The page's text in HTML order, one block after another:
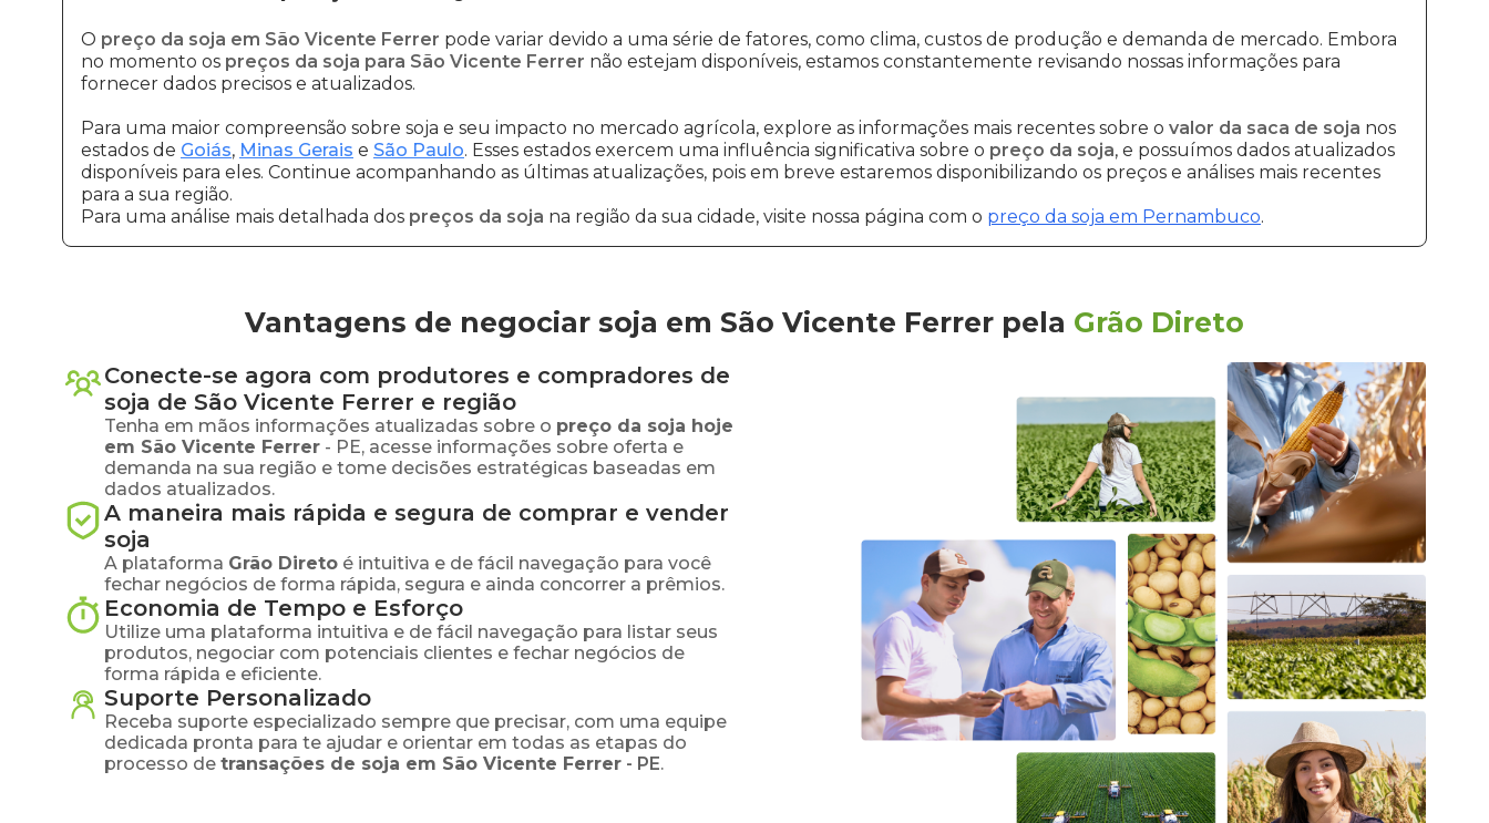
O preço da soja em São Vicente Ferrer pode variar devido a uma série de fatores, como clima, custos de produção e demanda de mercado. Embora
no momento os preços da soja para São Vicente Ferrer não estejam disponíveis, estamos constantemente revisando nossas informações para
fornecer dados precisos e atualizados.
Para uma maior compreensão sobre soja e seu impacto no mercado agrícola, explore as informações mais recentes sobre o valor da saca de soja nos
estados de Goiás, Minas Gerais e São Paulo. Esses estados exercem uma influência significativa sobre o preço da soja, e possuímos dados atualizados
disponíveis para eles. Continue acompanhando as últimas atualizações, pois em breve estaremos disponibilizando os preços e análises mais recentes
para a sua região.
Para uma análise mais detalhada dos preços da soja na região da sua cidade, visite nossa página com o preço da soja em Pernambuco.
Vantagens de negociar soja em São Vicente Ferrer pela Grão Direto
Conecte-se agora com produtores e compradores de
soja de São Vicente Ferrer e região
Tenha em mãos informações atualizadas sobre o preço da soja hoje
em São Vicente Ferrer - PE, acesse informações sobre oferta e
demanda na sua região e tome decisões estratégicas baseadas em
dados atualizados.
A maneira mais rápida e segura de comprar e vender
soja
A plataforma Grão Direto é intuitiva e de fácil navegação para você
fechar negócios de forma rápida, segura e ainda concorrer a prêmios.
Economia de Tempo e Esforço
Utilize uma plataforma intuitiva e de fácil navegação para listar seus
produtos, negociar com potenciais clientes e fechar negócios de
forma rápida e eficiente.
Suporte Personalizado
Receba suporte especializado sempre que precisar, com uma equipe
dedicada pronta para te ajudar e orientar em todas as etapas do
processo de transações de soja em São Vicente Ferrer - PE.